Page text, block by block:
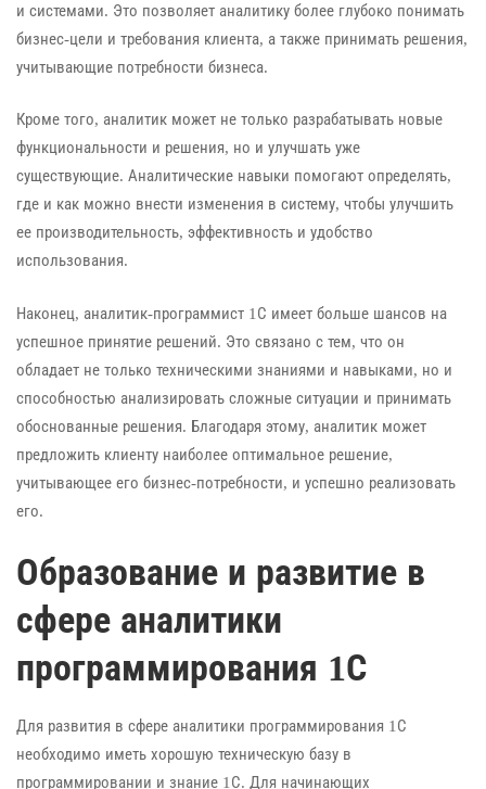
и системами. Это позволяет аналитику более глубоко понимать
бизнес-цели и требования клиента, а также принимать решения,
учитывающие потребности бизнеса.
Кроме того, аналитик может не только разрабатывать новые
функциональности и решения, но и улучшать уже
существующие. Аналитические навыки помогают определять,
где и как можно внести изменения в систему, чтобы улучшить
ее производительность, эффективность и удобство
использования.
Наконец, аналитик-программист 1С имеет больше шансов на
успешное принятие решений. Это связано с тем, что он
обладает не только техническими знаниями и навыками, но и
способностью анализировать сложные ситуации и принимать
обоснованные решения. Благодаря этому, аналитик может
предложить клиенту наиболее оптимальное решение,
учитывающее его бизнес-потребности, и успешно реализовать
его.
Образование и развитие в
сфере аналитики
программирования 1С
Для развития в сфере аналитики программирования 1С
необходимо иметь хорошую техническую базу в
программировании и знание 1С. Для начинающих